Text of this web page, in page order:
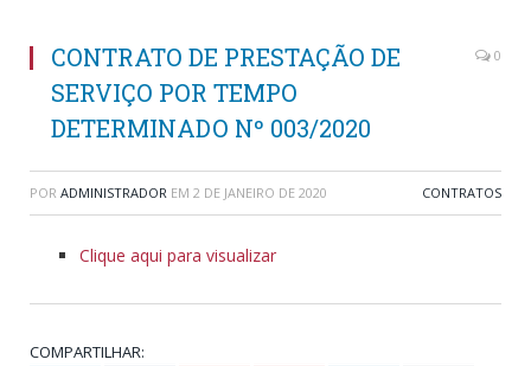
CONTRATO DE PRESTAÇÃO DE
SERVIÇO POR TEMPO
DETERMINADO Nº 003/2020
0
POR ADMINISTRADOR EM 2 DE JANEIRO DE 2020 CONTRATOS
Clique aqui para visualizar
COMPARTILHAR: